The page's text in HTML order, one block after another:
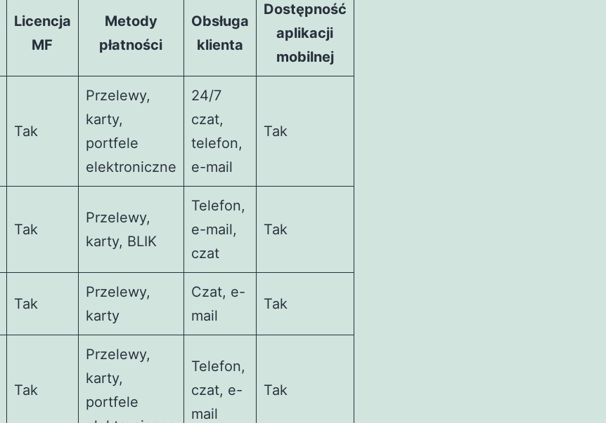
Licencja
MF
Metody
płatności
Obsługa
klienta
Dostępność
aplikacji
mobilnej
Tak
Przelewy,
karty,
portfele
elektroniczne
24/7
czat,
telefon,
e-mail
Tak
Tak
Przelewy,
karty, BLIK
Telefon,
e-mail,
czat
Tak
Tak
Przelewy,
karty
Czat, e-
mail
Tak
Tak
Przelewy,
karty,
portfele
Telefon,
czat, e-
mail
Tak